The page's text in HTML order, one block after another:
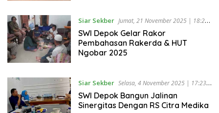
Siar Sekber Jumat, 21 November 2025 | 18:27
WIB
SWI Depok Gelar Rakor
Pembahasan Rakerda & HUT
Ngobar 2025
Siar Sekber Selasa, 4 November 2025 | 17:23
WIB
SWI Depok Bangun Jalinan
Sinergitas Dengan RS Citra Medika